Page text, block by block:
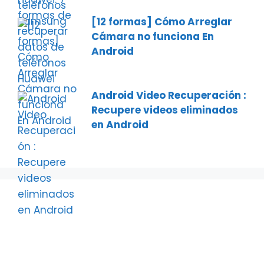
[12 formas] Cómo Arreglar
Cámara no funciona En
Android
Android Video Recuperación :
Recupere videos eliminados
en Android